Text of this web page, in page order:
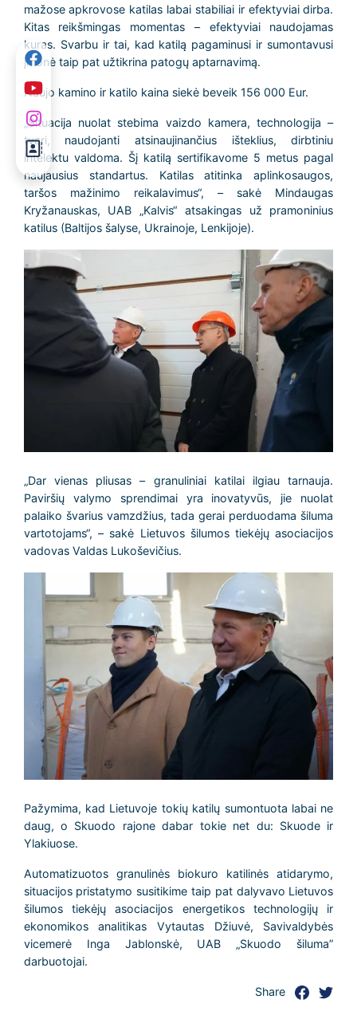
mažose apkrovose katilas labai stabiliai ir efektyviai dirba.
Kitas reikšmingas momentas – efektyviai naudojamas
kuras. Svarbu ir tai, kad katilą pagaminusi ir sumontavusi
įmonė taip pat užtikrina patogų aptarnavimą.
Naujo kamino ir katilo kaina siekė beveik 156 000 Eur.
„Situacija nuolat stebima vaizdo kamera, technologija –
tvari, naudojanti atsinaujinančius išteklius, dirbtiniu
intelektu valdoma. Šį katilą sertifikavome 5 metus pagal
naujausius standartus. Katilas atitinka aplinkosaugos,
taršos mažinimo reikalavimus“, – sakė Mindaugas
Kryžanauskas, UAB „Kalvis“ atsakingas už pramoninius
katilus (Baltijos šalyse, Ukrainoje, Lenkijoje).
„Dar vienas pliusas – granuliniai katilai ilgiau tarnauja.
Paviršių valymo sprendimai yra inovatyvūs, jie nuolat
palaiko švarius vamzdžius, tada gerai perduodama šiluma
vartotojams“, – sakė Lietuvos šilumos tiekėjų asociacijos
vadovas Valdas Lukoševičius.
Pažymima, kad Lietuvoje tokių katilų sumontuota labai ne
daug, o Skuodo rajone dabar tokie net du: Skuode ir
Ylakiuose.
Automatizuotos granulinės biokuro katilinės atidarymo,
situacijos pristatymo susitikime taip pat dalyvavo Lietuvos
šilumos tiekėjų asociacijos energetikos technologijų ir
ekonomikos analitikas Vytautas Džiuvė, Savivaldybės
vicemerė Inga Jablonskė, UAB „Skuodo šiluma”
darbuotojai.
Share